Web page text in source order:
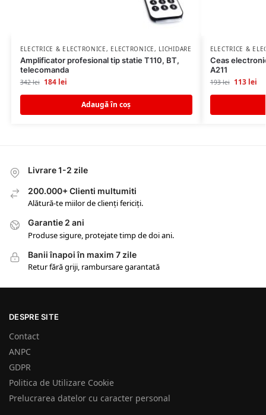
ELECTRICE & ELECTRONICE, ELECTRONICE, LICHIDARE STOC
Amplificator profesional tip statie T110, BT,
telecomanda
342lei 184 lei
Adaugă în coș
ELECTRICE &
Ceas
A211
193lei 113 lei
Livrare 1-2 zile
200.000+ Clienti multumiti
Alătură-te miilor de clienți fericiți.
Garantie 2 ani
Produse sigure, protejate timp de doi ani.
Banii înapoi în maxim 7 zile
Retur fără griji, rambursare garantată
DESPRE SITE
Contact
ANPC
GDPR
Politica de Utilizare Cookie
Prelucrarea datelor cu caracter personal